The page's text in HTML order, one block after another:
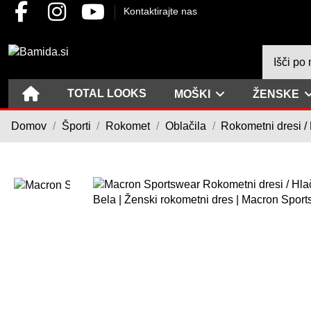
Kontaktirajte nas
TOTAL LOOKS MOŠKI ŽENSKE
Domov Športi Rokomet Oblačila Rokometni dresi /